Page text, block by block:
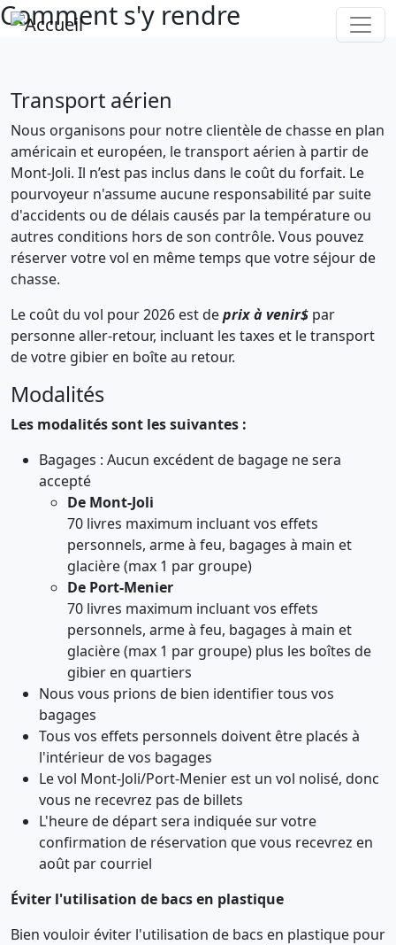
Aller au contenu principal
Comment s'y rendre
Transport aérien
Nous organisons pour notre clientèle de chasse en plan
américain et européen, le transport aérien à partir de
Mont-Joli. Il n’est pas inclus dans le coût du forfait. Le
pourvoyeur n'assume aucune responsabilité par suite
d'accidents ou de délais causés par la température ou
autres conditions hors de son contrôle. Vous pouvez
réserver votre vol en même temps que votre séjour de
chasse.
Le coût du vol pour 2026 est deprix à venir$ par
personne aller-retour, incluant les taxes et le transport
de votre gibier en boîte au retour.
Modalités
Les modalités sont les suivantes :
Bagages : Aucun excédent de bagage ne sera
accepté
De Mont-Joli
70 livres maximum incluant vos effets
personnels, arme à feu, bagages à main et
glacière (max 1 par groupe)
De Port-Menier
70 livres maximum incluant vos effets
personnels, arme à feu, bagages à main et
glacière (max 1 par groupe) plus les boîtes de
gibier en quartiers
Nous vous prions de bien identifier tous vos
bagages
Tous vos effets personnels doivent être placés à
l'intérieur de vos bagages
Le vol Mont-Joli/Port-Menier est un vol nolisé, donc
vous ne recevrez pas de billets
L'heure de départ sera indiquée sur votre
confirmation de réservation que vous recevrez en
août par courriel
Éviter l'utilisation de bacs en plastique
Bien vouloir éviter l'utilisation de bacs en plastique pour